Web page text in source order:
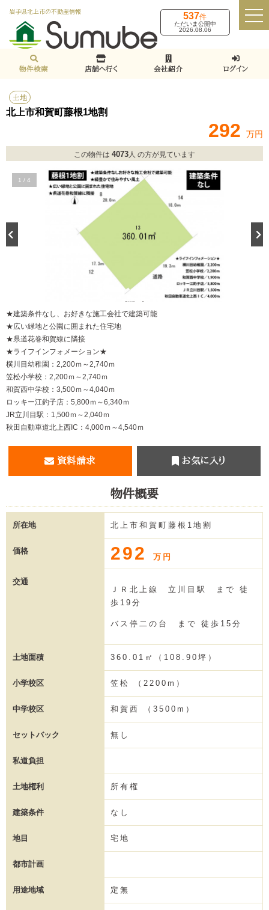
岩手県北上市の不動産情報 537件
ただいま公開中
2026.08.06
物件検索 店舗へ行く 会社紹介 ログイン
土地
北上市和賀町藤根1地割
292 万円
この物件は 4073人 の方が見ています
1 / 4
★建築条件なし、お好きな施工会社で建築可能
★広い緑地と公園に囲まれた住宅地
★県道花巻和賀線に隣接
★ライフインフォメーション★
横川目幼稚園：2,200ｍ～2,740ｍ
笠松小学校：2,200ｍ～2,740ｍ
和賀西中学校：3,500ｍ～4,040ｍ
ロッキー江釣子店：5,800ｍ～6,340ｍ
JR立川目駅：1,500ｍ～2,040ｍ
秋田自動車道北上西IC：4,000ｍ～4,540ｍ
資料請求 お気に入り
物件概要
所在地 北上市和賀町藤根1地割
価格 292 万円
交通
ＪＲ北上線 立川目駅 まで 徒
歩19分
バス停二の台 まで 徒歩15分
土地面積 360.01㎡（108.90坪）
小学校区 笠松 （2200m）
中学校区 和賀西 （3500m）
セットバック 無し
私道負担
土地権利 所有権
建築条件 なし
地目 宅地
都市計画
用途地域 定無